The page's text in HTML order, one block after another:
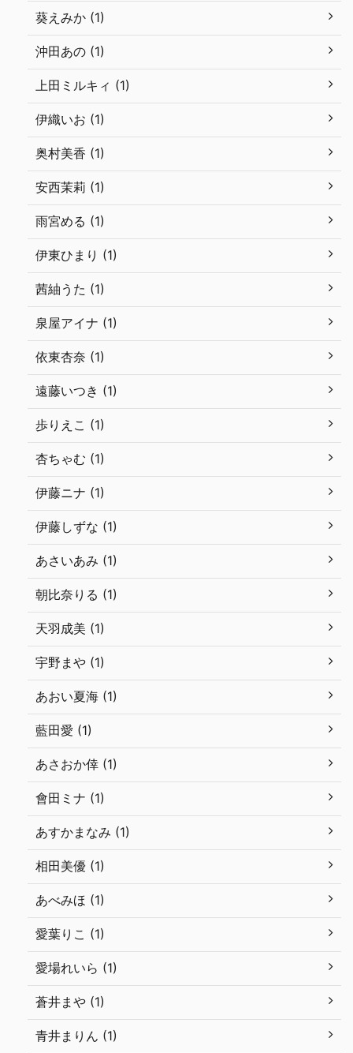
葵えみか (1)
沖田あの (1)
上田ミルキィ (1)
伊織いお (1)
奥村美香 (1)
安西茉莉 (1)
雨宮める (1)
伊東ひまり (1)
茜紬うた (1)
泉屋アイナ (1)
依東杏奈 (1)
遠藤いつき (1)
歩りえこ (1)
杏ちゃむ (1)
伊藤ニナ (1)
伊藤しずな (1)
あさいあみ (1)
朝比奈りる (1)
天羽成美 (1)
宇野まや (1)
あおい夏海 (1)
藍田愛 (1)
あさおか倖 (1)
會田ミナ (1)
あすかまなみ (1)
相田美優 (1)
あべみほ (1)
愛葉りこ (1)
愛場れいら (1)
蒼井まや (1)
青井まりん (1)